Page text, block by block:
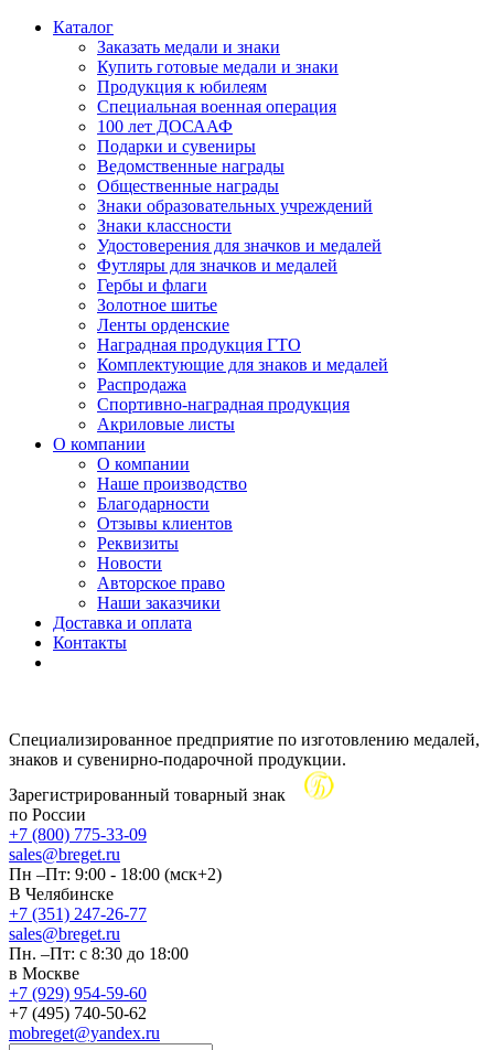
Каталог
Заказать медали и знаки
Купить готовые медали и знаки
Продукция к юбилеям
Специальная военная операция
100 лет ДОСААФ
Подарки и сувениры
Ведомственные награды
Общественные награды
Знаки образовательных учреждений
Знаки классности
Удостоверения для значков и медалей
Футляры для значков и медалей
Гербы и флаги
Золотное шитье
Ленты орденские
Наградная продукция ГТО
Комплектующие для знаков и медалей
Распродажа
Спортивно-наградная продукция
Акриловые листы
О компании
О компании
Наше производство
Благодарности
Отзывы клиентов
Реквизиты
Новости
Авторское право
Наши заказчики
Доставка и оплата
Контакты
Специализированное предприятие по изготовлению медалей,
знаков и сувенирно-подарочной продукции.
Зарегистрированный товарный знак
по России
+7 (800) 775-33-09
sales@breget.ru
Пн –Пт: 9:00 - 18:00 (мск+2)
В Челябинске
+7 (351) 247-26-77
sales@breget.ru
Пн. –Пт: с 8:30 до 18:00
в Москве
+7 (929) 954-59-60
+7 (495) 740-50-62
mobreget@yandex.ru